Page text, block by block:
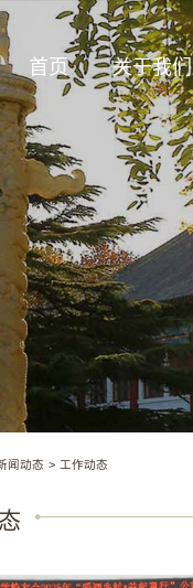
首页 关于我们
闻动态 > 工作动态